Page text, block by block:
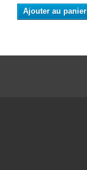
Ajouter au panier